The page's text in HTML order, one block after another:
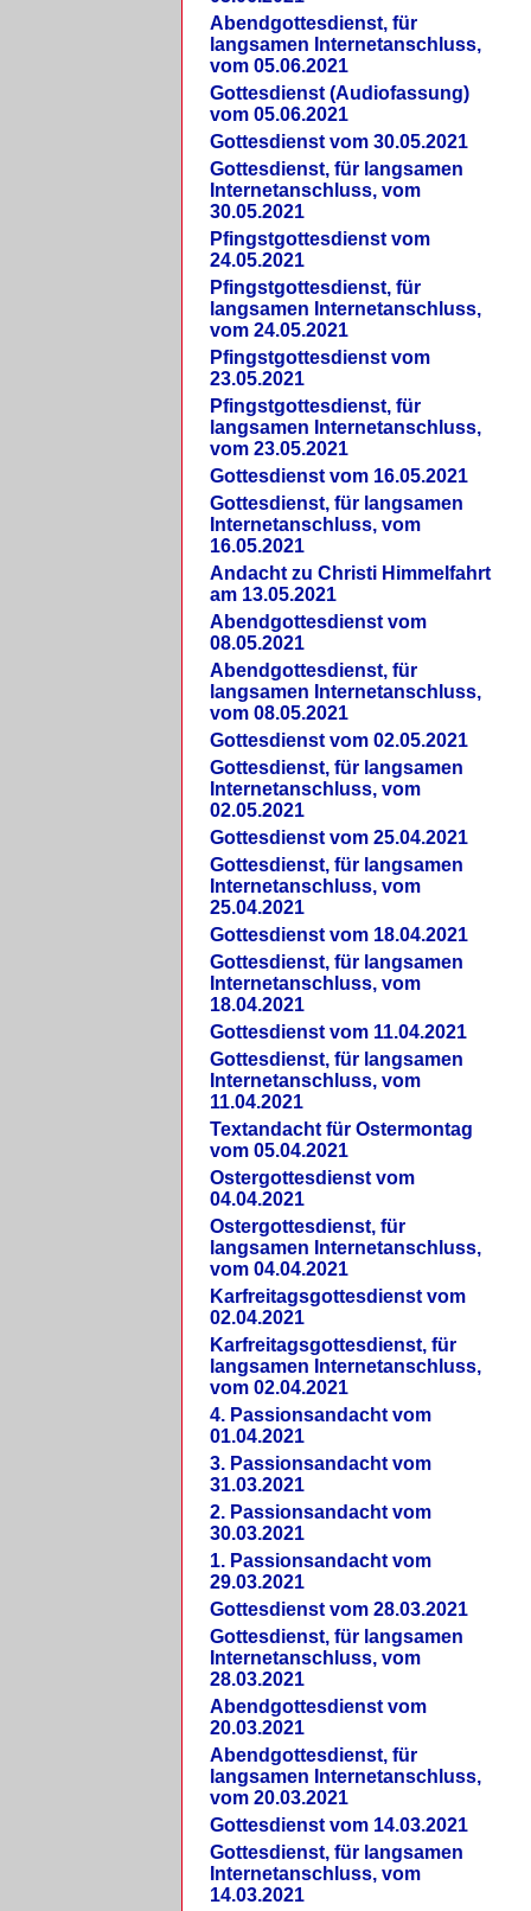
Abendgottesdienst, für
langsamen Internetanschluss,
vom 05.06.2021
Gottesdienst (Audiofassung)
vom 05.06.2021
Gottesdienst vom 30.05.2021
Gottesdienst, für langsamen
Internetanschluss, vom
30.05.2021
Pfingstgottesdienst vom
24.05.2021
Pfingstgottesdienst, für
langsamen Internetanschluss,
vom 24.05.2021
Pfingstgottesdienst vom
23.05.2021
Pfingstgottesdienst, für
langsamen Internetanschluss,
vom 23.05.2021
Gottesdienst vom 16.05.2021
Gottesdienst, für langsamen
Internetanschluss, vom
16.05.2021
Andacht zu Christi Himmelfahrt
am 13.05.2021
Abendgottesdienst vom
08.05.2021
Abendgottesdienst, für
langsamen Internetanschluss,
vom 08.05.2021
Gottesdienst vom 02.05.2021
Gottesdienst, für langsamen
Internetanschluss, vom
02.05.2021
Gottesdienst vom 25.04.2021
Gottesdienst, für langsamen
Internetanschluss, vom
25.04.2021
Gottesdienst vom 18.04.2021
Gottesdienst, für langsamen
Internetanschluss, vom
18.04.2021
Gottesdienst vom 11.04.2021
Gottesdienst, für langsamen
Internetanschluss, vom
11.04.2021
Textandacht für Ostermontag
vom 05.04.2021
Ostergottesdienst vom
04.04.2021
Ostergottesdienst, für
langsamen Internetanschluss,
vom 04.04.2021
Karfreitagsgottesdienst vom
02.04.2021
Karfreitagsgottesdienst, für
langsamen Internetanschluss,
vom 02.04.2021
4. Passionsandacht vom
01.04.2021
3. Passionsandacht vom
31.03.2021
2. Passionsandacht vom
30.03.2021
1. Passionsandacht vom
29.03.2021
Gottesdienst vom 28.03.2021
Gottesdienst, für langsamen
Internetanschluss, vom
28.03.2021
Abendgottesdienst vom
20.03.2021
Abendgottesdienst, für
langsamen Internetanschluss,
vom 20.03.2021
Gottesdienst vom 14.03.2021
Gottesdienst, für langsamen
Internetanschluss, vom
14.03.2021